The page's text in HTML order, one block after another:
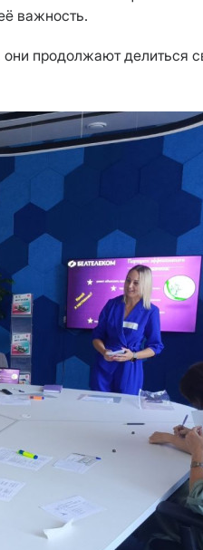
важность.
продолжают